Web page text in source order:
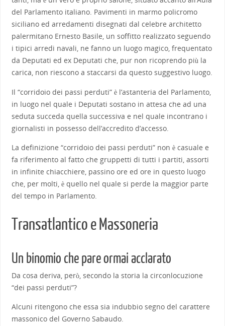
del Parlamento italiano. Pavimenti in marmo policromo
siciliano ed arredamenti disegnati dal celebre architetto
palermitano Ernesto Basile, un soffitto realizzato seguendo
i tipici arredi navali, ne fanno un luogo magico, frequentato
da Deputati ed ex Deputati che, pur non ricoprendo più la
carica, non riescono a staccarsi da questo suggestivo luogo.
Il “corridoio dei passi perduti” è l’astanteria del Parlamento,
in luogo nel quale i Deputati sostano in attesa che ad una
seduta succeda quella successiva e nel quale incontrano i
giornalisti in possesso dell’accredito d’accesso.
La definizione “corridoio dei passi perduti” non è casuale e
fa riferimento al fatto che gruppetti di tutti i partiti, assorti
in infinite chiacchiere, passino ore ed ore in questo luogo
che, per molti, è quello nel quale si perde la maggior parte
del tempo in Parlamento.
Transatlantico e Massoneria
Un binomio che pare ormai acclarato
Da cosa deriva, però, secondo la storia la circonlocuzione
“dei passi perduti”?
Alcuni ritengono che essa sia indubbio segno del carattere
massonico del Governo Sabaudo.